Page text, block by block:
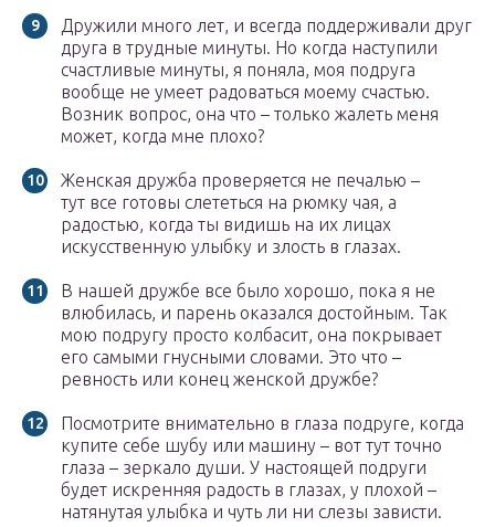
Дружили много лет, и всегда поддерживали друг
друга в трудные минуты. Но когда наступили
счастливые минуты, я поняла, моя подруга
вообще не умеет радоваться моему счастью.
Возник вопрос, она что – только жалеть меня
может, когда мне плохо?
Женская дружба проверяется не печалью –
тут все готовы слететься на рюмку чая, а
радостью, когда ты видишь на их лицах
искусственную улыбку и злость в глазах.
В нашей дружбе все было хорошо, пока я не
влюбилась, и парень оказался достойным. Так
мою подругу просто колбасит, она покрывает
его самыми гнусными словами. Это что –
ревность или конец женской дружбе?
Посмотрите внимательно в глаза подруге, когда
купите себе шубу или машину – вот тут точно
глаза – зеркало души. У настоящей подруги
будет искренняя радость в глазах, у плохой –
натянутая улыбка и чуть ли ни слезы зависти.